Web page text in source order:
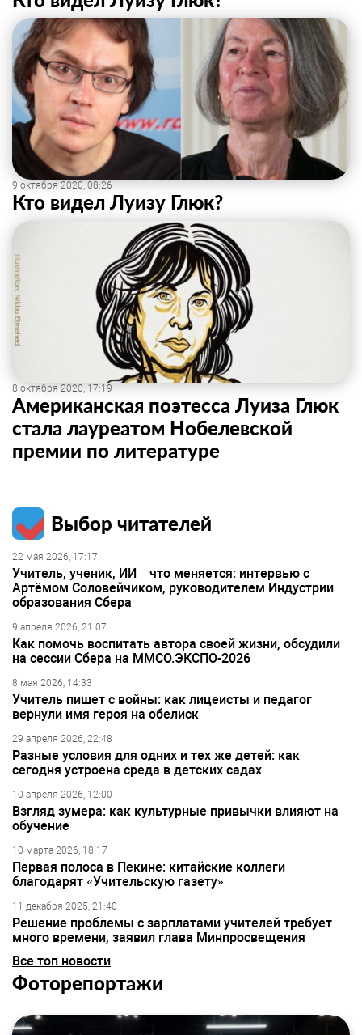
9 октября 2020, 08:26
Кто видел Луизу Глюк?
8 октября 2020, 17:19
Американская поэтесса Луиза Глюк
стала лауреатом Нобелевской
премии по литературе
Выбор читателей
22 мая 2026, 17:17
Учитель, ученик, ИИ – что меняется: интервью с
Артёмом Соловейчиком, руководителем Индустрии
образования Сбера
9 апреля 2026, 21:07
Как помочь воспитать автора своей жизни, обсудили
на сессии Сбера на ММСО.ЭКСПО-2026
8 мая 2026, 14:33
Учитель пишет с войны: как лицеисты и педагог
вернули имя героя на обелиск
29 апреля 2026, 22:48
Разные условия для одних и тех же детей: как
сегодня устроена среда в детских садах
10 апреля 2026, 12:00
Взгляд зумера: как культурные привычки влияют на
обучение
10 марта 2026, 18:17
Первая полоса в Пекине: китайские коллеги
благодарят «Учительскую газету»
11 декабря 2025, 21:40
Решение проблемы с зарплатами учителей требует
много времени, заявил глава Минпросвещения
Все топ новости
Фоторепортажи